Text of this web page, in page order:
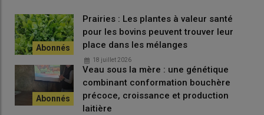
relation sera meilleure tout au long de sa carrière, et c’est
fondamental », remarque aussi Florent Auguste, vétérinaire et
membre du SNGTV dans une vidéo réalisée pour Interbev.
Réaliser l’écornage des veaux entre
deux et quatre semaines
Prairies : Les plantes à valeur santé
pour les bovins peuvent trouver leur
place dans les mélanges
18 juillet 2026
Veau sous la mère : une génétique
combinant conformation bouchère
précoce, croissance et production
laitière